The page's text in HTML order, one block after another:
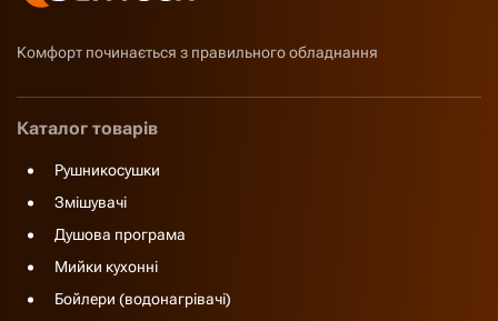
Комфорт починається з правильного обладнання
Каталог товарів
Рушникосушки
Змішувачі
Душова програма
Мийки кухонні
Бойлери (водонагрівачі)